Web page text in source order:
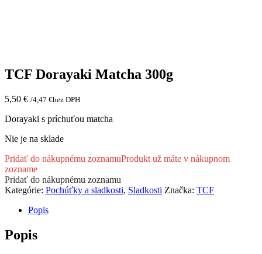
TCF Dorayaki Matcha 300g
5,50 € /4,47 €bez DPH
Dorayaki s príchuťou matcha
Nie je na sklade
Pridať do nákupnému zoznamuProdukt už máte v nákupnom
zozname
Pridať do nákupnému zoznamu
Kategórie: Pochúťky a sladkosti, Sladkosti Značka: TCF
Popis
Popis